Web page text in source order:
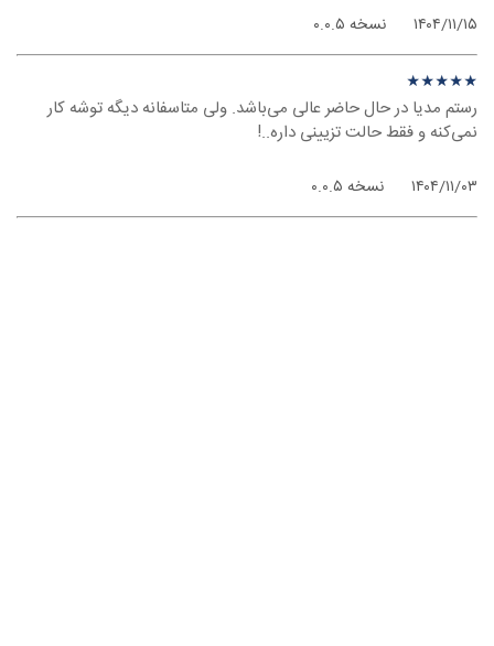
۱۴۰۴/۱۱/۱۵ نسخه ۰.۰.۵
نظر درباره ‫Rostam Media - ویندوز
★★★★★
★
★
★
★
★
رستم مدیا در حال حاضر عالی می‌باشد. ولی متاسفانه دیگه توشه کار
نمی‌کنه و فقط حالت تزیینی داره..!
۱۴۰۴/۱۱/۰۳ نسخه ۰.۰.۵